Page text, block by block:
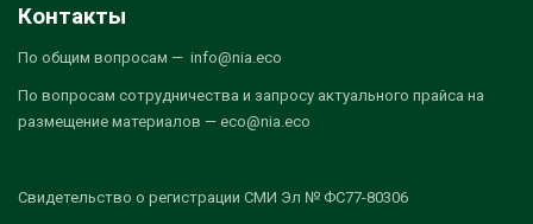
Контакты
По общим вопросам — info@nia.eco
По вопросам сотрудничества и запросу актуального прайса на
размещение материалов — eco@nia.eco
Свидетельство о регистрации СМИ Эл № ФС77-80306